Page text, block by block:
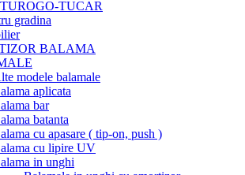
TUCAR
gradina
BALAMA
modele balamale
aplicata
bar
batanta
cu apasare ( tip-on, push )
cu lipire UV
in unghi